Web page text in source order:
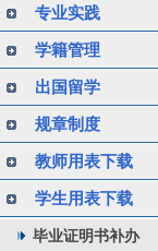
专业实践
学籍管理
出国留学
规章制度
教师用表下载
学生用表下载
毕业证明书补办